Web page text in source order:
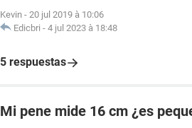
Kevin - 20 jul 2019 à 10:06
Edicbri - 4 jul 2023 à 18:48
5 respuestas
Mi pene mide 16 cm ¿es